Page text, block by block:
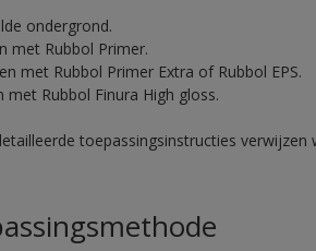
ondergrond.
met Rubbol Primer.
met Rubbol Primer Extra of Rubbol EPS.
met Rubbol Finura High gloss.
toepassingsinstructies